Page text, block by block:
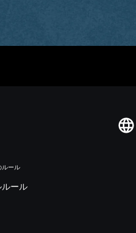
ルール
ルール